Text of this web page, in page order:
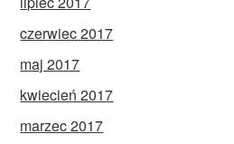
czerwiec 2017
maj 2017
kwiecień 2017
marzec 2017